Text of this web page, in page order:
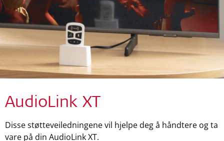
AudioLink XT
Disse støtteveiledningene vil hjelpe deg å håndtere og ta
vare på din AudioLink XT.